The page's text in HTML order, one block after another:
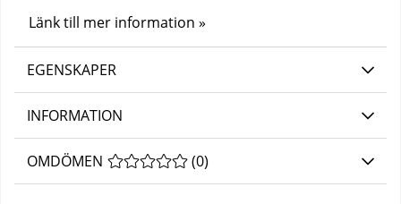
Länk till mer information »
EGENSKAPER
INFORMATION
OMDÖMEN MEDELBETYG 0 AV 5 ANTAL BETYG 0
(0)